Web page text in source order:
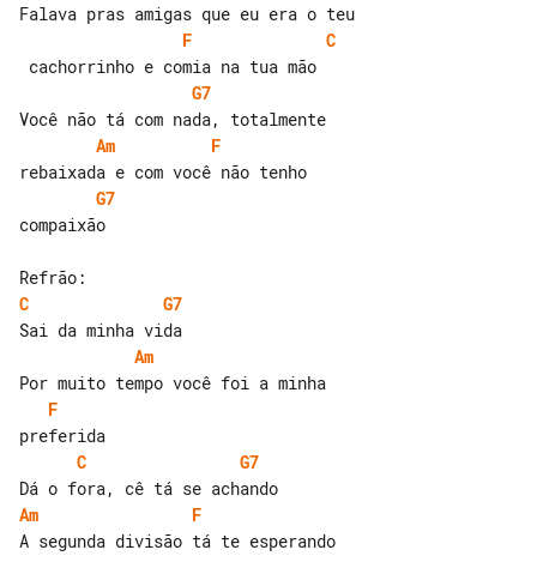
F
C
G7
Am
F
G7
compaixão
C
G7
Am
F
C
G7
Am
F
A segunda divisão tá te esperando